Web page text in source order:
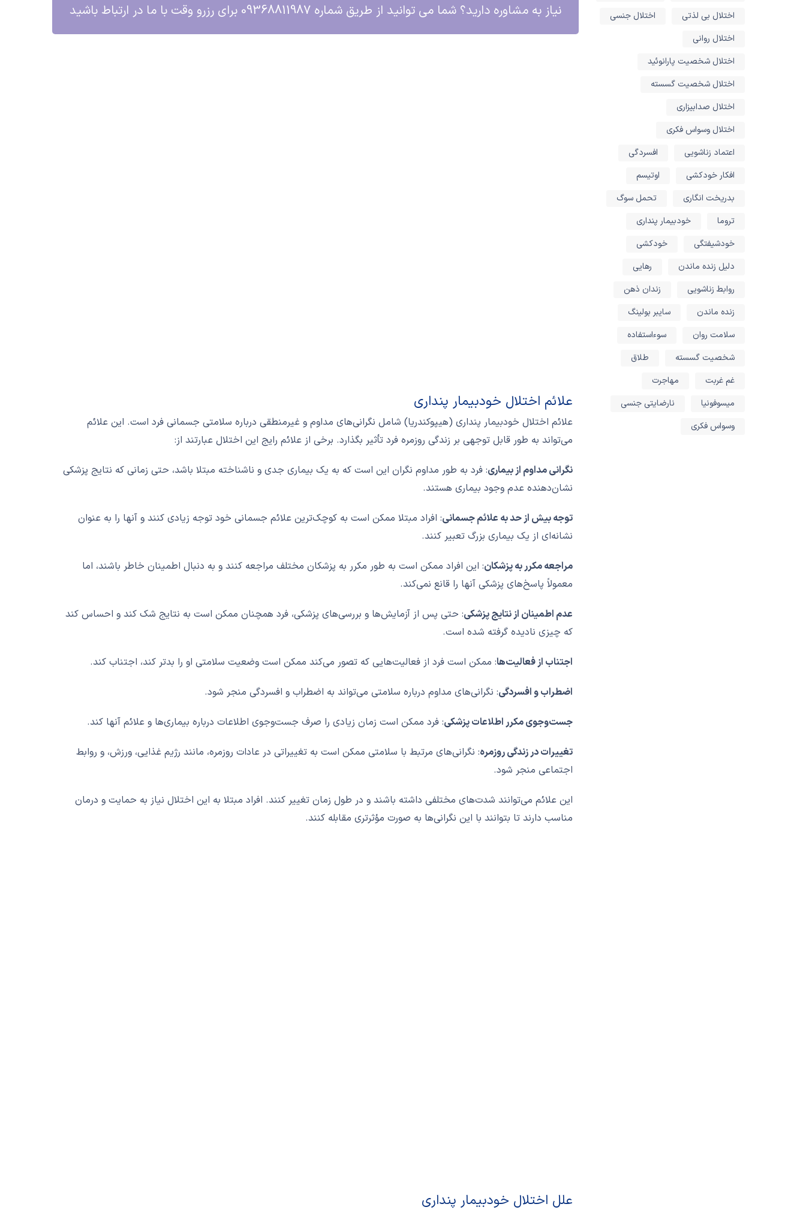
نیاز به مشاوره دارید؟ شما می توانید از طریق شماره 09368811987 برای رزرو وقت با ما در ارتباط باشید
علائم اختلال خودبیمار پنداری
علائم اختلال خودبیمار پنداری (هیپوکندریا) شامل نگرانی‌های مداوم و غیرمنطقی درباره سلامتی جسمانی فرد است. این علائم
می‌تواند به طور قابل توجهی بر زندگی روزمره فرد تأثیر بگذارد. برخی از علائم رایج این اختلال عبارتند از:
نگرانی مداوم از بیماری: فرد به طور مداوم نگران این است که به یک بیماری جدی و ناشناخته مبتلا باشد، حتی زمانی که نتایج پزشکی
نشان‌دهنده عدم وجود بیماری هستند.
توجه بیش از حد به علائم جسمانی: افراد مبتلا ممکن است به کوچک‌ترین علائم جسمانی خود توجه زیادی کنند و آنها را به عنوان
نشانه‌ای از یک بیماری بزرگ تعبیر کنند.
مراجعه مکرر به پزشکان: این افراد ممکن است به طور مکرر به پزشکان مختلف مراجعه کنند و به دنبال اطمینان خاطر باشند، اما
معمولاً پاسخ‌های پزشکی آنها را قانع نمی‌کند.
عدم اطمینان از نتایج پزشکی: حتی پس از آزمایش‌ها و بررسی‌های پزشکی، فرد همچنان ممکن است به نتایج شک کند و احساس کند
که چیزی نادیده گرفته شده است.
اجتناب از فعالیت‌ها: ممکن است فرد از فعالیت‌هایی که تصور می‌کند ممکن است وضعیت سلامتی او را بدتر کند، اجتناب کند.
اضطراب و افسردگی: نگرانی‌های مداوم درباره سلامتی می‌تواند به اضطراب و افسردگی منجر شود.
جست‌وجوی مکرر اطلاعات پزشکی: فرد ممکن است زمان زیادی را صرف جست‌وجوی اطلاعات درباره بیماری‌ها و علائم آنها کند.
تغییرات در زندگی روزمره: نگرانی‌های مرتبط با سلامتی ممکن است به تغییراتی در عادات روزمره، مانند رژیم غذایی، ورزش، و روابط
اجتماعی منجر شود.
این علائم می‌توانند شدت‌های مختلفی داشته باشند و در طول زمان تغییر کنند. افراد مبتلا به این اختلال نیاز به حمایت و درمان
مناسب دارند تا بتوانند با این نگرانی‌ها به صورت مؤثرتری مقابله کنند.
علل اختلال خودبیمار پنداری
اختلال بی لذتی
اختلال جنسی
اختلال روانی
اختلال شخصیت پارانوئید
اختلال شخصیت گسسته
اختلال صدابیزاری
اختلال وسواس فکری
اعتماد زناشویی
افسردگی
افکار خودکشی
اوتیسم
بدریخت انگاری
تحمل سوگ
تروما
خودبیمار پنداری
خودشیفتگی
خودکشی
دلیل زنده ماندن
رهایی
روابط زناشویی
زندان ذهن
زنده ماندن
سایبر بولینگ
سلامت روان
سوءاستفاده
شخصیت گسسته
طلاق
غم غربت
مهاجرت
میسوفونیا
نارضایتی جنسی
وسواس فکری